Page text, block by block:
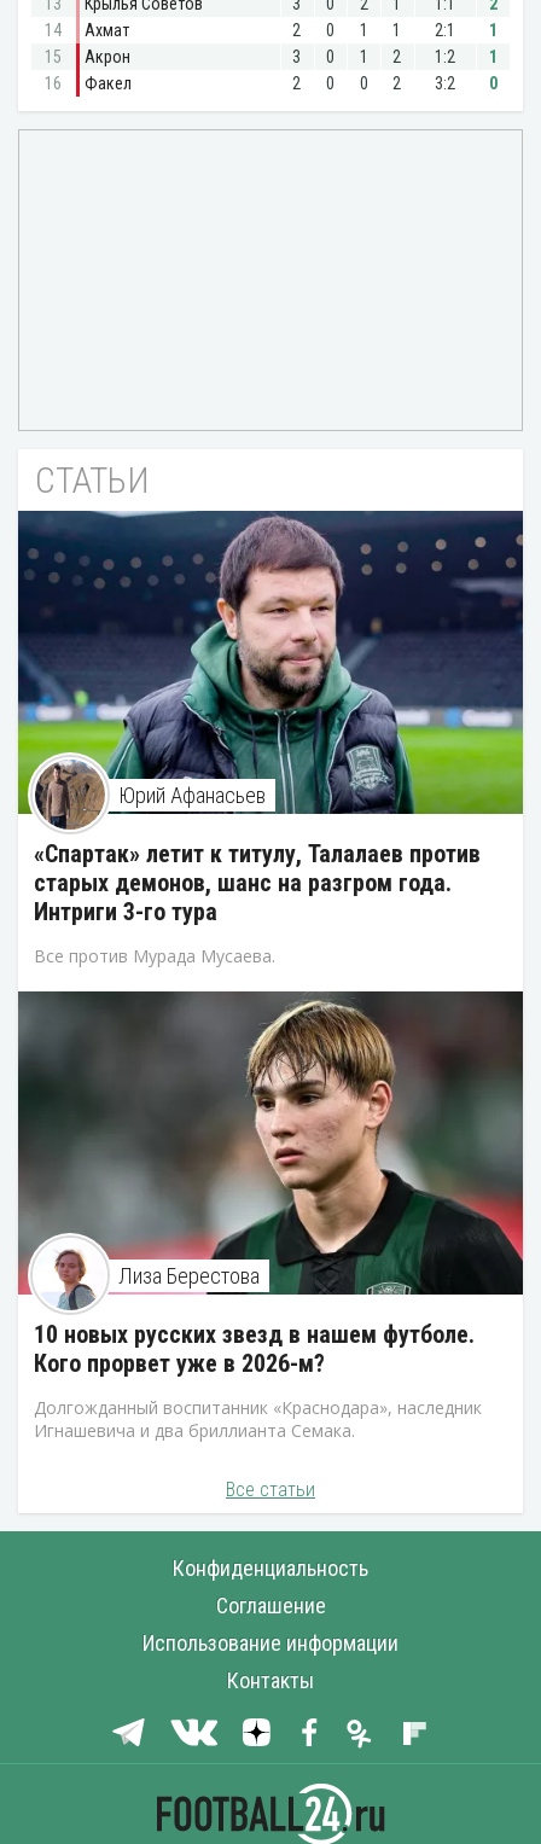
СТАТЬИ
Юрий Афанасьев
«Спартак» летит к титулу, Талалаев против
старых демонов, шанс на разгром года.
Интриги 3-го тура
Все против Мурада Мусаева.
Лиза Берестова
10 новых русских звезд в нашем футболе.
Кого прорвет уже в 2026-м?
Долгожданный воспитанник «Краснодара», наследник
Игнашевича и два бриллианта Семака.
Все статьи
Конфиденциальность
Соглашение
Использование информации
Контакты